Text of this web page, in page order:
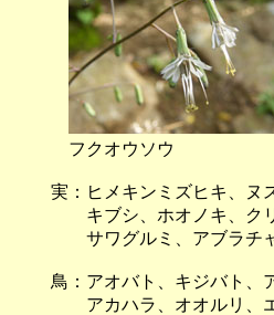
フクオウソウ
実：ヒメキンミズヒキ、ヌ
キブシ、ホオノキ、クリ
サワグルミ、アブラチ
鳥：アオバト、キジバト、
アカハラ、オオルリ、エ